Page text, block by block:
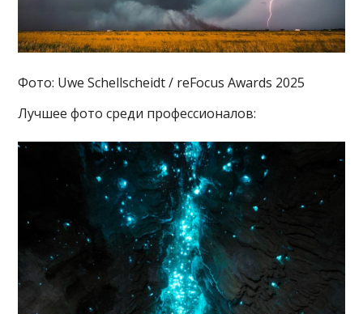
Фото: Uwe Schellscheidt / reFocus Awards 2025
Лучшее фото среди профессионалов: